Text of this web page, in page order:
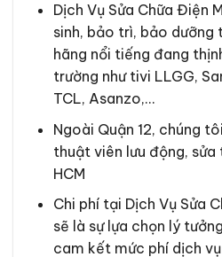
Dịch Vụ Sửa Chữa Điện
sinh, bảo trì, bảo
hãng nổi tiếng đang
trường như tivi LLGG,
TCL, Asanzo,…
Ngoài Quận 12, chúng
thuật viên lưu động,
HCM
Chi phí tại Dịch Vụ Sửa
sẽ là sự lựa chọn lý
cam kết mức phí dịch